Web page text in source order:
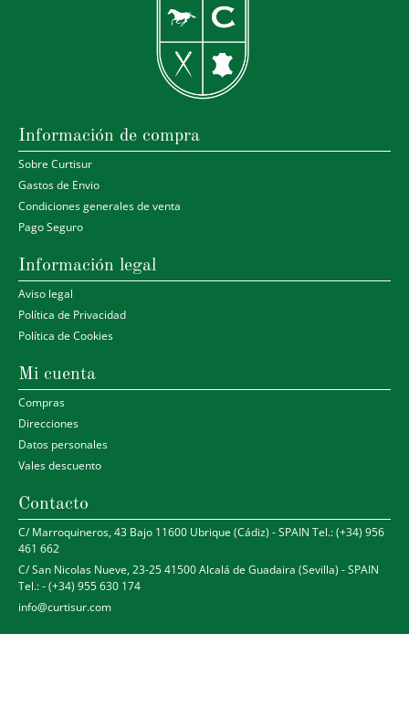
Información de compra
Sobre Curtisur
Gastos de Envio
Condiciones generales de venta
Pago Seguro
Información legal
Aviso legal
Política de Privacidad
Política de Cookies
Mi cuenta
Compras
Direcciones
Datos personales
Vales descuento
Contacto
C/ Marroquineros, 43 Bajo 11600 Ubrique (Cádiz) - SPAIN Tel.: (+34) 956
461 662
C/ San Nicolas Nueve, 23-25 41500 Alcalá de Guadaira (Sevilla) - SPAIN
Tel.: - (+34) 955 630 174
info@curtisur.com